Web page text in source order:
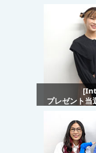
プレゼント当